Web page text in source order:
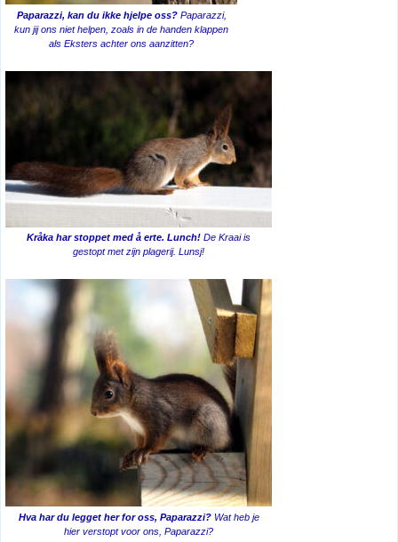
Paparazzi, kan du ikke hjelpe oss?Paparazzi,
kun jij ons niet helpen, zoals in de handen klappen
als Eksters achter ons aanzitten?
Kråka har stoppet med å erte. Lunch! De Kraai is
gestopt met zijn plagerij. Lunsj!
Hva har du legget her for oss, Paparazzi?Wat heb je
hier verstopt voor ons, Paparazzi?